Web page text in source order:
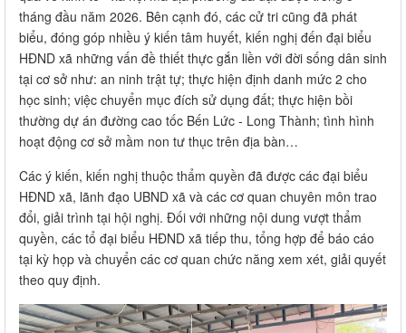
tháng đầu năm 2026. Bên cạnh đó, các cử tri cũng đã phát
biểu, đóng góp nhiều ý kiến tâm huyết, kiến nghị đến đại biểu
HĐND xã những vấn đề thiết thực gắn liền với đời sống dân sinh
tại cơ sở như: an ninh trật tự; thực hiện định danh mức 2 cho
học sinh; việc chuyển mục đích sử dụng đất; thực hiện bồi
thường dự án đường cao tốc Bến Lức - Long Thành; tình hình
hoạt động cơ sở mầm non tư thục trên địa bàn…
Các ý kiến, kiến nghị thuộc thẩm quyền đã được các đại biểu
HĐND xã, lãnh đạo UBND xã và các cơ quan chuyên môn trao
đổi, giải trình tại hội nghị. Đối với những nội dung vượt thẩm
quyền, các tổ đại biểu HĐND xã tiếp thu, tổng hợp để báo cáo
tại kỳ họp và chuyển các cơ quan chức năng xem xét, giải quyết
theo quy định.